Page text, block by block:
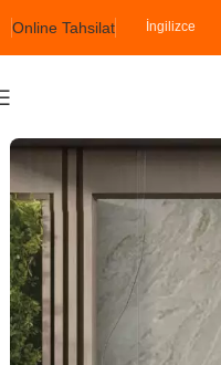
Online Tahsilat İngilizce